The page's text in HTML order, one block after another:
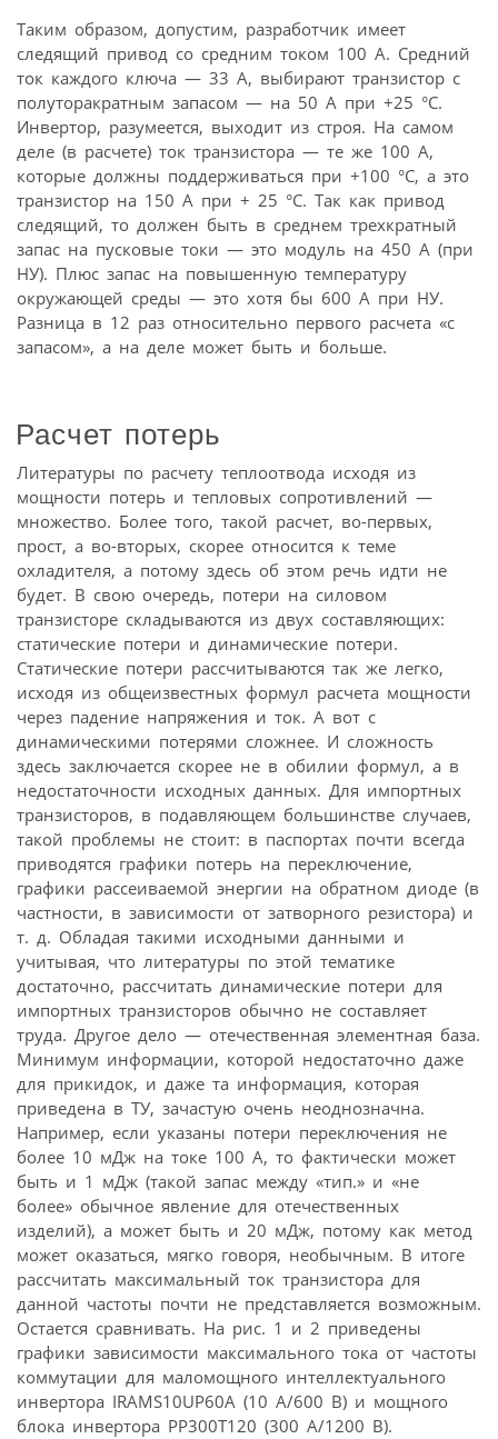
Таким образом, допустим, разработчик имеет
следящий привод со средним током 100 А. Средний
ток каждого ключа — 33 А, выбирают транзистор с
полуторакратным запасом — на 50 А при +25 °С.
Инвертор, разумеется, выходит из строя. На самом
деле (в расчете) ток транзистора — те же 100 А,
которые должны поддерживаться при +100 °С, а это
транзистор на 150 А при + 25 °С. Так как привод
следящий, то должен быть в среднем трехкратный
запас на пусковые токи — это модуль на 450 А (при
НУ). Плюс запас на повышенную температуру
окружающей среды — это хотя бы 600 А при НУ.
Разница в 12 раз относительно первого расчета «с
запасом», а на деле может быть и больше.
Расчет потерь
Литературы по расчету теплоотвода исходя из
мощности потерь и тепловых сопротивлений —
множество. Более того, такой расчет, во-первых,
прост, а во-вторых, скорее относится к теме
охладителя, а потому здесь об этом речь идти не
будет. В свою очередь, потери на силовом
транзисторе складываются из двух составляющих:
статические потери и динамические потери.
Статические потери рассчитываются так же легко,
исходя из общеизвестных формул расчета мощности
через падение напряжения и ток. А вот с
динамическими потерями сложнее. И сложность
здесь заключается скорее не в обилии формул, а в
недостаточности исходных данных. Для импортных
транзисторов, в подавляющем большинстве случаев,
такой проблемы не стоит: в паспортах почти всегда
приводятся графики потерь на переключение,
графики рассеиваемой энергии на обратном диоде (в
частности, в зависимости от затворного резистора) и
т. д. Обладая такими исходными данными и
учитывая, что литературы по этой тематике
достаточно, рассчитать динамические потери для
импортных транзисторов обычно не составляет
труда. Другое дело — отечественная элементная база.
Минимум информации, которой недостаточно даже
для прикидок, и даже та информация, которая
приведена в ТУ, зачастую очень неоднозначна.
Например, если указаны потери переключения не
более 10 мДж на токе 100 А, то фактически может
быть и 1 мДж (такой запас между «тип.» и «не
более» обычное явление для отечественных
изделий), а может быть и 20 мДж, потому как метод
может оказаться, мягко говоря, необычным. В итоге
рассчитать максимальный ток транзистора для
данной частоты почти не представляется возможным.
Остается сравнивать. На рис. 1 и 2 приведены
графики зависимости максимального тока от частоты
коммутации для маломощного интеллектуального
инвертора IRAMS10UP60A (10 А/600 В) и мощного
блока инвертора PP300T120 (300 А/1200 В).